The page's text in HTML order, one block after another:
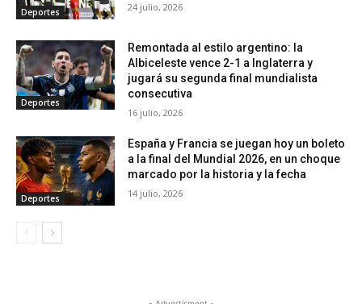
Deportes 24 julio, 2026
Deportes
Remontada al estilo argentino: la
Albiceleste vence 2-1 a Inglaterra y
jugará su segunda final mundialista
consecutiva
16 julio, 2026
Deportes
España y Francia se juegan hoy un boleto
a la final del Mundial 2026, en un choque
marcado por la historia y la fecha
14 julio, 2026